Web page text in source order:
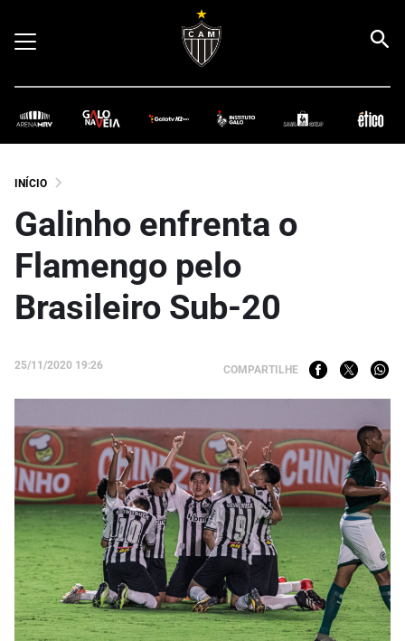
INÍCIO
Galinho enfrenta o
Flamengo pelo
Brasileiro Sub-20
25/11/2020 19:26 COMPARTILHE